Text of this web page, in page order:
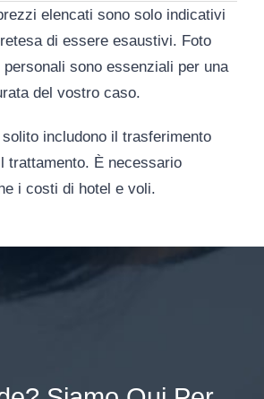
elencati sono solo indicativi
di essere esaustivi. Foto
sono essenziali per una
del vostro caso.
includono il trasferimento
trattamento. È necessario
i costi di hotel e voli.